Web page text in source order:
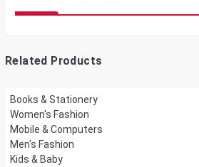
Related Products
Books & Stationery
Women's Fashion
Mobile & Computers
Men's Fashion
Kids & Baby